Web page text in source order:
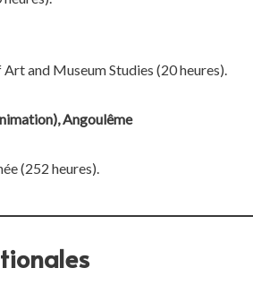
and Museum Studies (20 heures).
Angoulême
(252 heures).